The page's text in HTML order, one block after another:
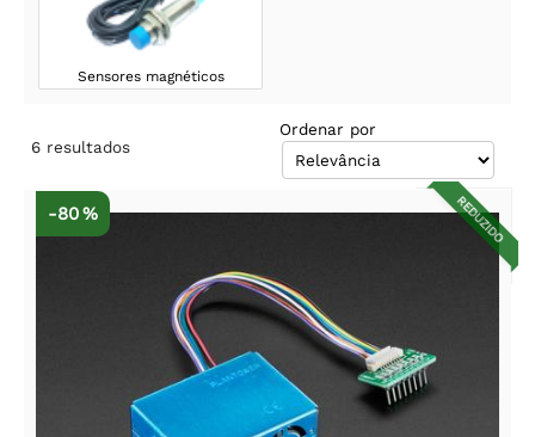
Sensores magnéticos
6 resultados
Ordenar por
REDUZIDO
-80 %